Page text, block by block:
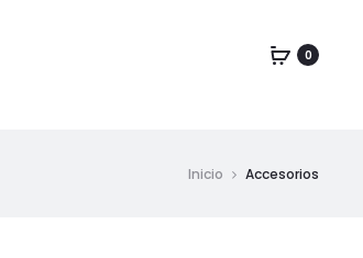
0
Inicio Accesorios